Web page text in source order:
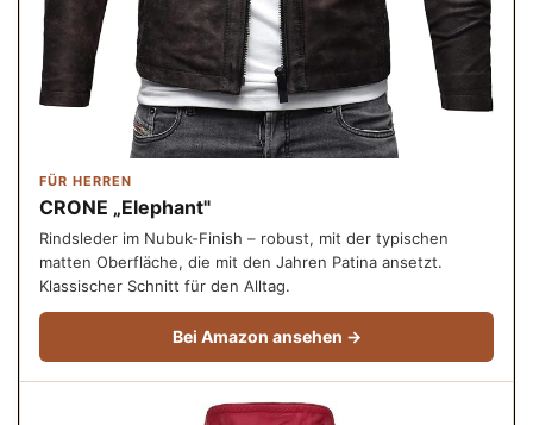
FÜR HERREN
CRONE „Elephant"
Rindsleder im Nubuk-Finish – robust, mit der typischen
matten Oberfläche, die mit den Jahren Patina ansetzt.
Klassischer Schnitt für den Alltag.
Bei Amazon ansehen →